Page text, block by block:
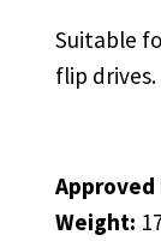
Suitable
flip drives.
Approved
Weight: